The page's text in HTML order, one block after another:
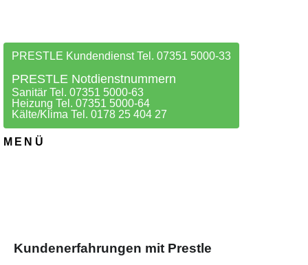
PRESTLE Kundendienst Tel. 07351 5000-33
PRESTLE Notdienstnummern
Sanitär Tel. 07351 5000-63
Heizung Tel. 07351 5000-64
Kälte/Klima Tel. 0178 25 404 27
MENÜ
Kundenerfahrungen mit Prestle